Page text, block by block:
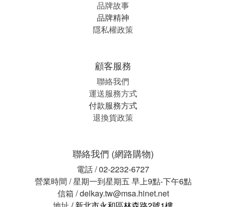
品牌故事
品牌精神
隱私權政策
顧客服務
聯絡我們
運送服務方式
付款服務方式
退換貨政策
聯絡我們 (網路購物)
電話 / 02-2232-6727
營業時間 / 星期一到星期五 早上9點-下午6點
信箱 / delkay.tw@msa.hinet.net